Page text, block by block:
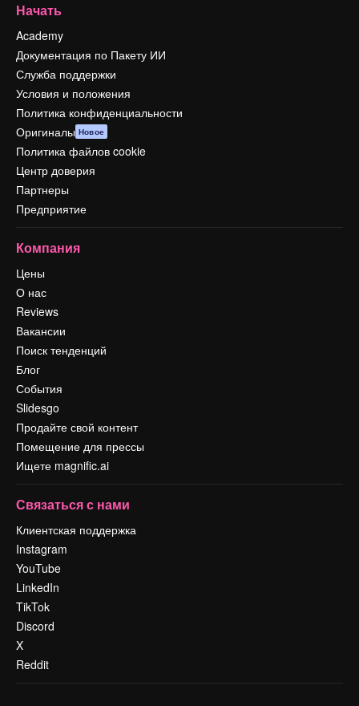
Начать
Academy
Документация по Пакету ИИ
Служба поддержки
Условия и положения
Политика конфиденциальности
Оригиналы Новое
Политика файлов cookie
Центр доверия
Партнеры
Предприятие
Компания
Цены
О нас
Reviews
Вакансии
Поиск тенденций
Блог
События
Slidesgo
Продайте свой контент
Помещение для прессы
Ищете magnific.ai
Связаться с нами
Клиентская поддержка
Instagram
YouTube
LinkedIn
TikTok
Discord
X
Reddit